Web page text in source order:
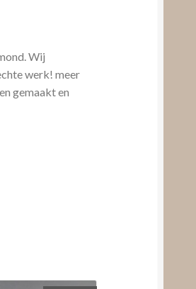
Wij
werk! meer
gemaakt en